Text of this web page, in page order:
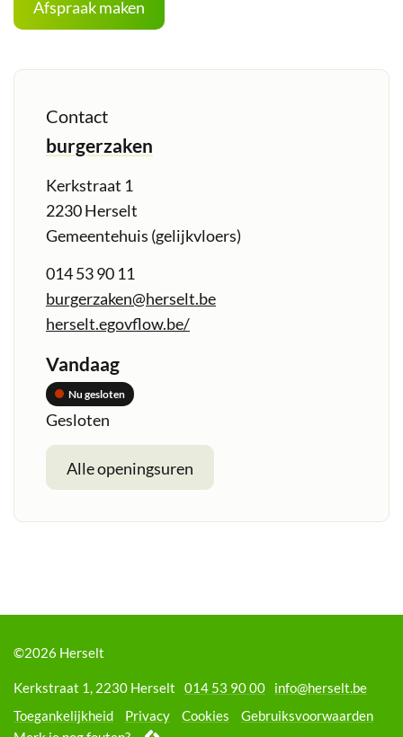
Afspraak maken
Contact
burgerzaken
Adres
Kerkstraat 1
,2230Herselt
Gemeentehuis (gelijkvloers)
Tel.
014 53 90 11
E-
mail
burgerzaken@herselt.be
Website
herselt.egovflow.be/
Openingsuren
Vandaag
Nu gesloten
Gesloten
Alle openingsuren
©2026 Herselt
Adres
Kerkstraat 1, 2230 Herselt
Tel. 014 53 90 00
E-
mail
info@herselt.be
Toegankelijkheid
Privacy Cookies
Gebruiksvoorwaarden